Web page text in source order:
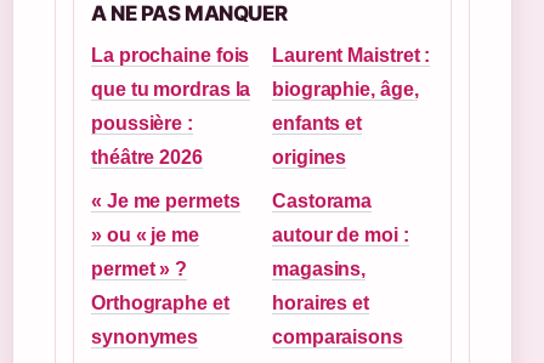
A NE PAS MANQUER
La prochaine fois
que tu mordras la
poussière :
théâtre 2026
Laurent Maistret :
biographie, âge,
enfants et
origines
« Je me permets
» ou « je me
permet » ?
Orthographe et
synonymes
Castorama
autour de moi :
magasins,
horaires et
comparaisons